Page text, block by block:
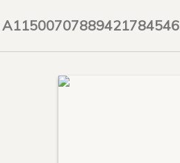
A11500707889421784546